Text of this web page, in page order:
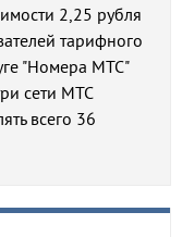
2,25 рубля
тарифного
"Номера МТС"
сети МТС
всего 36